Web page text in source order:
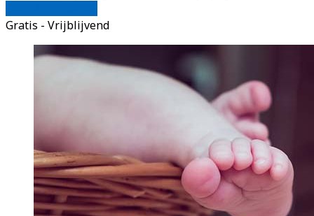
Gratis - Vrijblijvend